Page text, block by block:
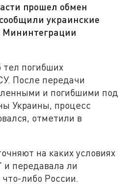
прошел обмен
украинские
тел погибших
После передачи
и погибшими под
Украины, процесс
отметили в
на каких условиях
и передавала ли
что-либо России.